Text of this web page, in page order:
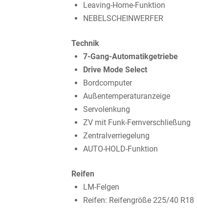
Leaving-Home-Funktion
NEBELSCHEINWERFER
Technik
7-Gang-Automatikgetriebe
Drive Mode Select
Bordcomputer
Außentemperaturanzeige
Servolenkung
ZV mit Funk-Fernverschließung
Zentralverriegelung
AUTO-HOLD-Funktion
Reifen
LM-Felgen
Reifen: Reifengröße 225/40 R18